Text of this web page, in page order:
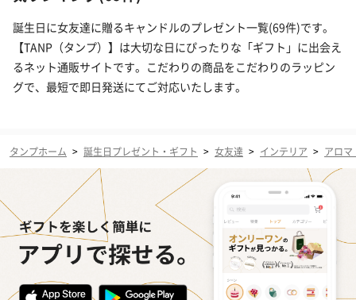
誕生日に女友達に贈るキャンドルのプレゼント一覧(69件)です。
【TANP（タンプ）】は大切な日にぴったりな「ギフト」に出会え
るネット通販サイトです。こだわりの商品をこだわりのラッピン
グで、最短で即日発送にてご対応いたします。
タンプホーム > 誕生日プレゼント・ギフト > 女友達 > インテリア > アロマ